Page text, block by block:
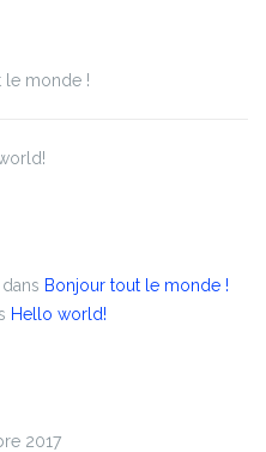
le monde !
dans Bonjour tout le monde !
Hello world!
2017